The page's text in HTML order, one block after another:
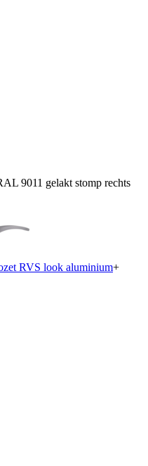
9011 gelakt stomp rechts
RVS look aluminium+